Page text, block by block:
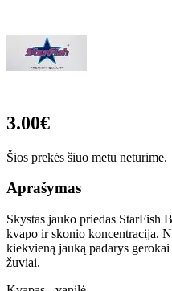
3.00€
Šios prekės šiuo metu neturime.
Aprašymas
Skystas jauko priedas StarFish
kvapo ir skonio koncentracija.
kiekvieną jauką padarys
žuviai.